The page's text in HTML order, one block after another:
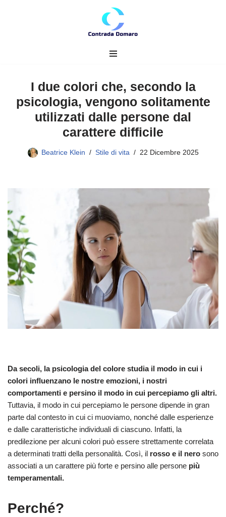
I due colori che, secondo la
psicologia, vengono solitamente
utilizzati dalle persone dal
carattere difficile
Beatrice Klein Stile di vita 22 Dicembre 2025
Da secoli, la psicologia del colore studia il modo in cui i
colori influenzano le nostre emozioni, i nostri
comportamenti e persino il modo in cui percepiamo gli altri.
Tuttavia, il modo in cui percepiamo le persone dipende in gran
parte dal contesto in cui ci muoviamo, nonché dalle esperienze
e dalle caratteristiche individuali di ciascuno. Infatti, la
predilezione per alcuni colori può essere strettamente correlata
a determinati tratti della personalità. Così, il rosso e il nero sono
associati a un carattere più forte e persino alle persone più
temperamentali.
Perché?